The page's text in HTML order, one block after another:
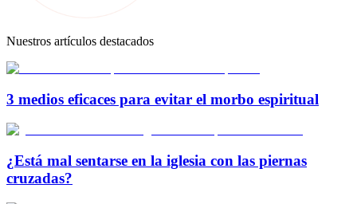
Nuestros artículos destacados
3 medios eficaces para evitar el morbo espiritual
¿Está mal sentarse en la iglesia con las piernas
cruzadas?